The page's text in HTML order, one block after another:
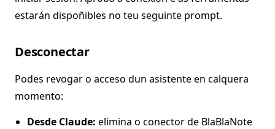
estarán dispoñibles no teu seguinte prompt.
Desconectar
Podes revogar o acceso dun asistente en calquera
momento:
Desde Claude: elimina o conector de BlaBlaNote